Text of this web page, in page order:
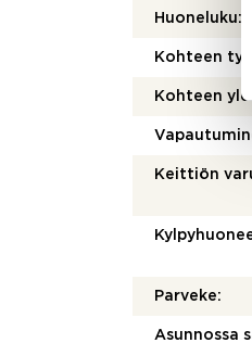
Huoneluku:
Kohteen
Kohteen
Keittiön
Parveke:
Asunnossa